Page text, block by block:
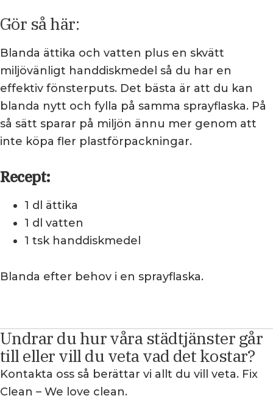
Gör så här:
Blanda ättika och vatten plus en skvätt
miljövänligt handdiskmedel så du har en
effektiv fönsterputs. Det bästa är att du kan
blanda nytt och fylla på samma sprayflaska. På
så sätt sparar på miljön ännu mer genom att
inte köpa fler plastförpackningar.
Recept:
1 dl ättika
1 dl vatten
1 tsk handdiskmedel
Blanda efter behov i en sprayflaska.
Undrar du hur våra städtjänster går
till eller vill du veta vad det kostar?
Kontakta oss så berättar vi allt du vill veta. Fix
Clean – We love clean.